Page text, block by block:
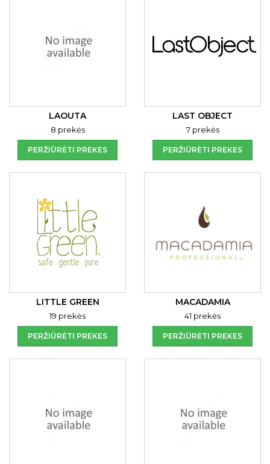
LAOUTA
8 prekės
PERŽIŪRĖTI PREKES
LAST OBJECT
7 prekės
PERŽIŪRĖTI PREKES
LITTLE GREEN
19 prekės
PERŽIŪRĖTI PREKES
MACADAMIA
41 prekės
PERŽIŪRĖTI PREKES